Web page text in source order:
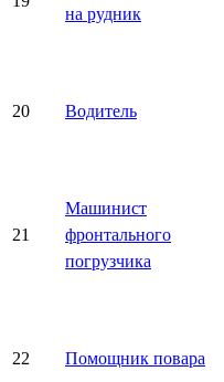
на рудник
20 Водитель
21
Машинист
фронтального
погрузчика
22 Помощник повара